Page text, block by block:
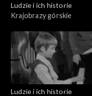
Ludzie i ich historie
Krajobrazy górskie
Ludzie i ich historie